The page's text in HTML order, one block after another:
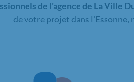
de l'agence de La Ville
de votre projet dans l'Essonne,